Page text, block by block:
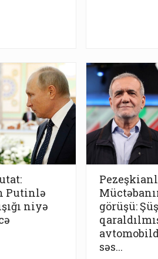
Putinlə
niyə
görüşü:
səs...